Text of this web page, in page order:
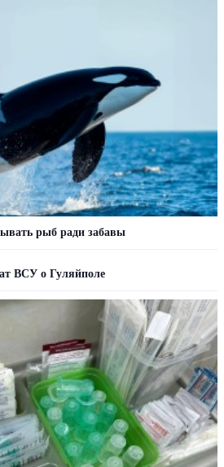
рыб ради забавы
ВСУ о Гуляйполе